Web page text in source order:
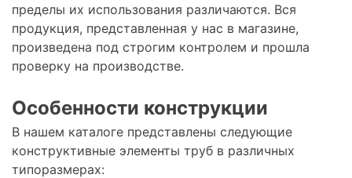
пределы их использования различаются. Вся
продукция, представленная у нас в магазине,
произведена под строгим контролем и прошла
проверку на производстве.
Особенности конструкции
В нашем каталоге представлены следующие
конструктивные элементы труб в различных
типоразмерах: